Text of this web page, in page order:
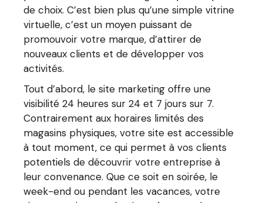
de choix. C’est bien plus qu’une simple vitrine
virtuelle, c’est un moyen puissant de
promouvoir votre marque, d’attirer de
nouveaux clients et de développer vos
activités.
Tout d’abord, le site marketing offre une
visibilité 24 heures sur 24 et 7 jours sur 7.
Contrairement aux horaires limités des
magasins physiques, votre site est accessible
à tout moment, ce qui permet à vos clients
potentiels de découvrir votre entreprise à
leur convenance. Que ce soit en soirée, le
week-end ou pendant les vacances, votre